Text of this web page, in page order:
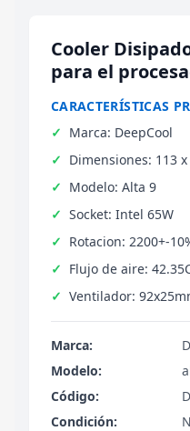
Cooler
para el
CARACTERÍSTICAS
Marca: DeepCool
Dimensiones: 113
Modelo: Alta 9
Socket: Intel 65W
Rotacion: 2200+-
Flujo de aire:
Ventilador:
Marca:
Modelo:
Código:
Condición: